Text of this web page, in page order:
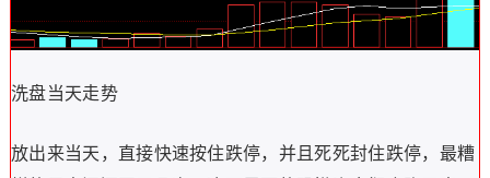
洗盘当天走势
放出来当天，直接快速按住跌停，并且死死封住跌停，最糟